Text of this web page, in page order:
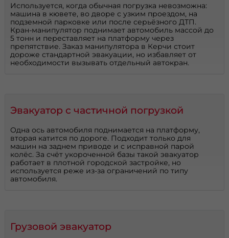
Используется, когда обычная погрузка невозможна:
машина в кювете, во дворе с узким проездом, на
подземной парковке или после серьёзного ДТП.
Кран-манипулятор поднимает автомобиль массой до
5 тонн и переставляет на платформу через
препятствие. Заказ манипулятора в Керчи стоит
дороже стандартной эвакуации, но избавляет от
необходимости вызывать отдельный автокран.
Эвакуатор с частичной погрузкой
Одна ось автомобиля поднимается на платформу,
вторая катится по дороге. Подходит только для
машин на заднем приводе и с исправной парой
колёс. За счёт укороченной базы такой эвакуатор
работает в плотной городской застройке, но
используется реже из-за ограничений по типу
автомобиля.
Грузовой эвакуатор